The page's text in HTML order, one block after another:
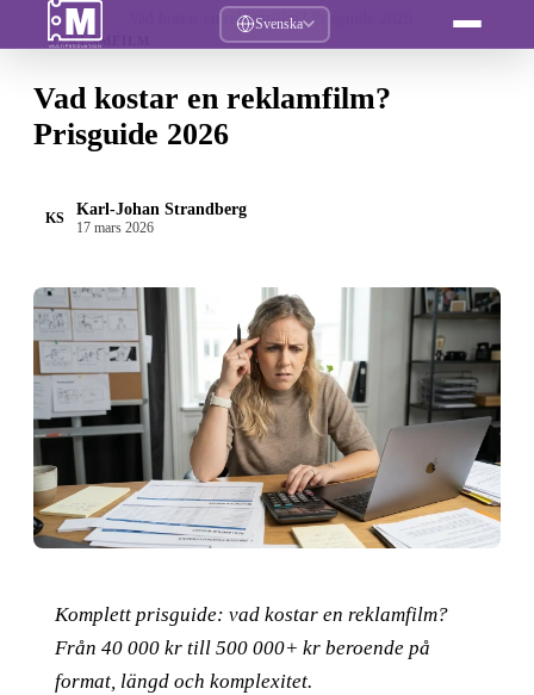
Svenska
Hem Artiklar Vad kostar en reklamfilm? Prisguide 2026
REKLAMFILM
Vad kostar en reklamfilm?
Prisguide 2026
KS Karl-Johan Strandberg
17 mars 2026
Komplett prisguide: vad kostar en reklamfilm?
Från 40 000 kr till 500 000+ kr beroende på
format, längd och komplexitet.